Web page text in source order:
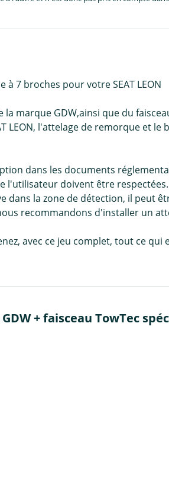
7 broches pour votre SEAT LEON
marque GDW,ainsi que du
LEON, l'attelage de remorque et
dans les documents
doivent être
la zone de détection, il peut
recommandons d'installer un
avec ce jeu complet, tout ce
+ faisceau TowTec